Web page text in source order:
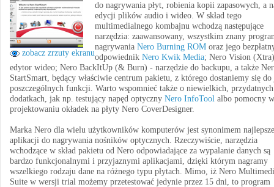
zobacz zrzuty ekranu
do nagrywania płyt, robienia kopii zapasowych, a
edycji plików audio i wideo. W skład tego
multimedialnego kombajnu wchodzą następujące
narzędzia: zaawansowany, wszystkim znany
nagrywania Nero Burning ROM oraz jego
odpowiednik Nero Kwik Media; Nero Vision
edytor wideo; Nero BackItUp (& Burn) - narzędzie do backupu, a także
StartSmart, będący właściwie centrum pakietu, z którego dostaniemy się do
poszczególnych funkcji. Warto wspomnieć także o niewielkich, przydatnych
dodatkach, jak np. testujący napęd optyczny Nero InfoTool albo pomocny w
projektowaniu okładek na płyty Nero CoverDesigner.
Marka Nero dla wielu użytkowników komputerów jest synonimem
aplikacji do nagrywania nośników optycznych. Rzeczywiście, narzędzia
wchodzące w skład pakietu od Nero odpowiadające za wypalanie danych są
bardzo funkcjonalnymi i przyjaznymi aplikacjami, dzięki którym nagramy
wszelkiego rodzaju dane na różnego typu płytach. Mimo, iż Nero
Suite w wersji trial możemy przetestować jedynie przez 15 dni, to program